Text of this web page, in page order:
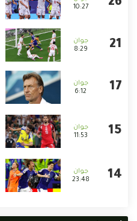
10:27
8:29
6:12
11:53
23:48